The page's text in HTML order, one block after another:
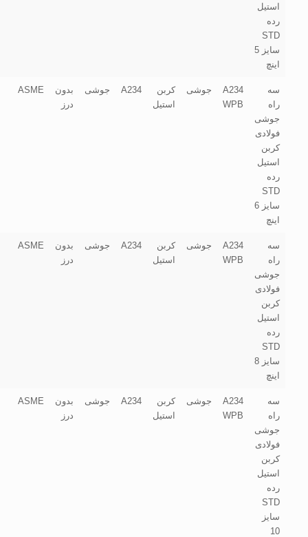
استیل
رده
STD
سایز 5
اینچ
سه
راه
جوشی
فولادی
کربن
استیل
رده
STD
سایز 6
اینچ
A234
WPB
جوشی
کربن
استیل
A234 جوشی
بدون
درز
ASME
سه
راه
جوشی
فولادی
کربن
استیل
رده
STD
سایز 8
اینچ
A234
WPB
جوشی
کربن
استیل
A234 جوشی
بدون
درز
ASME
سه
راه
جوشی
فولادی
کربن
استیل
رده
STD
سایز
10
A234
WPB
جوشی
کربن
استیل
A234 جوشی
بدون
درز
ASME